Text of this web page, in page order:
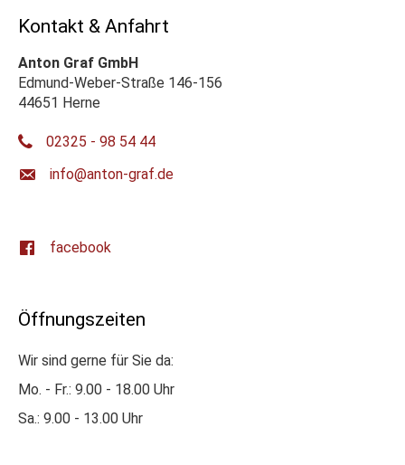
Kontakt & Anfahrt
Anton Graf GmbH
Edmund-Weber-Straße 146-156
44651 Herne
02325 - 98 54 44
ed.farg-notna@ofni
facebook
Öffnungszeiten
Wir sind gerne für Sie da:
Mo. - Fr.: 9.00 - 18.00 Uhr
Sa.: 9.00 - 13.00 Uhr